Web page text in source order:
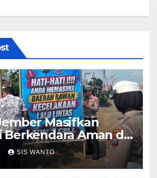
Masifkan
Berkendara Aman di
Kecelakaan
SIS WANTO